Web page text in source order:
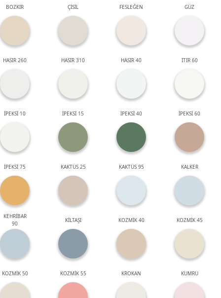
BOZKIR ÇİSİL FESLEĞEN GÜZ
HASIR 260 HASIR 310 HASIR 40 ITIR 60
İPEKSİ 10 İPEKSİ 15 İPEKSİ 40 İPEKSİ 60
İPEKSİ 75 KAKTÜS 25 KAKTÜS 95 KALKER
KEHRİBAR
90
KİLTAŞI KOZMİK 40 KOZMİK 45
KOZMİK 50 KOZMİK 55 KROKAN KUMRU